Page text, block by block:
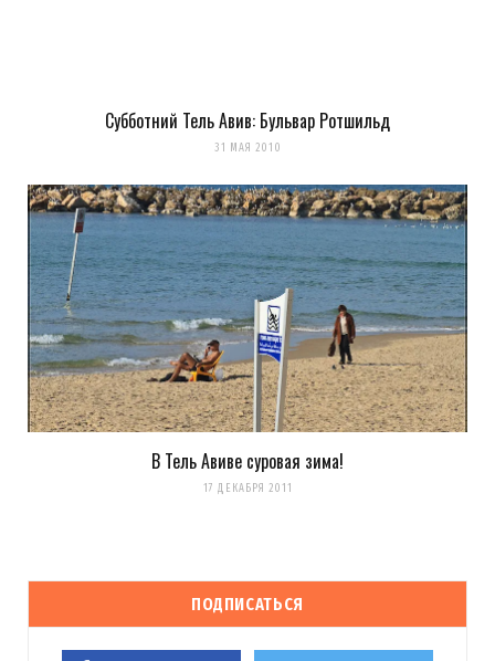
Субботний Тель Авив: Бульвар Ротшильд
31 МАЯ 2010
В Тель Авиве суровая зима!
17 ДЕКАБРЯ 2011
ПОДПИСАТЬСЯ